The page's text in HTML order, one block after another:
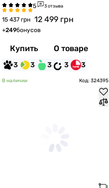
3 отзыва
15 437 грн 12 499 грн
+249бонусов
Купить О товаре
3 3 3 3 3
В наличии Код: 324395